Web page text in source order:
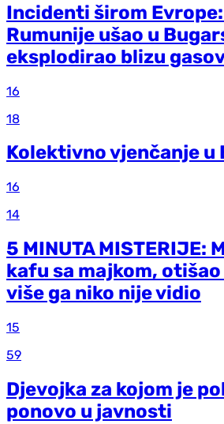
Incidenti širom
Rumunije ušao u
eksplodirao blizu
16
18
Kolektivno vjenčanje u
16
14
5 MINUTA MISTERIJE:
kafu sa majkom, otišao
više ga niko nije vidio
15
59
Djevojka za kojom je
ponovo u javnosti